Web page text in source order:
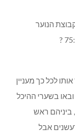
הנוער
לכל כך מעניין
נתקהלו ובאו בשערי ההיכל
ביניהם ראש
אבל